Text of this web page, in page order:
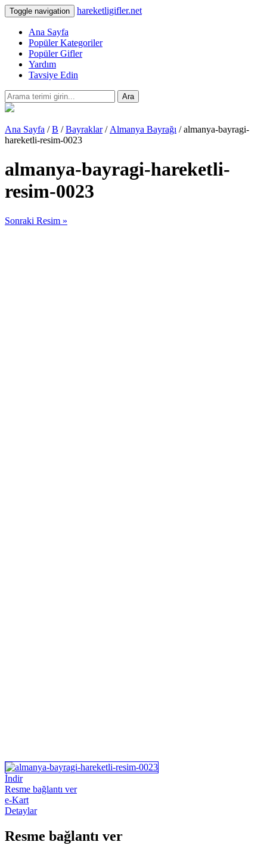
Toggle navigation hareketligifler.net
Ana Sayfa
Popüler Kategoriler
Popüler Gifler
Yardım
Tavsiye Edin
Ara
Ana Sayfa /B /Bayraklar/ Almanya Bayrağı / almanya-bayragi-
hareketli-resim-0023
almanya-bayragi-hareketli-
resim-0023
Sonraki Resim »
İndir
Resme bağlantı ver
e-Kart
Detaylar
Resme bağlantı ver